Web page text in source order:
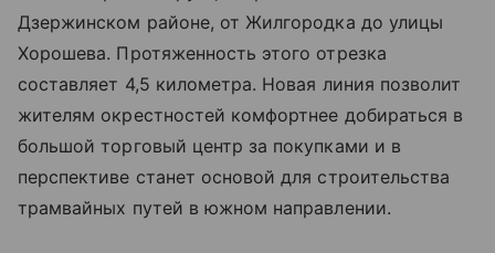
Дзержинском районе, от Жилгородка до улицы
Хорошева. Протяженность этого отрезка
составляет 4,5 километра. Новая линия позволит
жителям окрестностей комфортнее добираться в
большой торговый центр за покупками и в
перспективе станет основой для строительства
трамвайных путей в южном направлении.